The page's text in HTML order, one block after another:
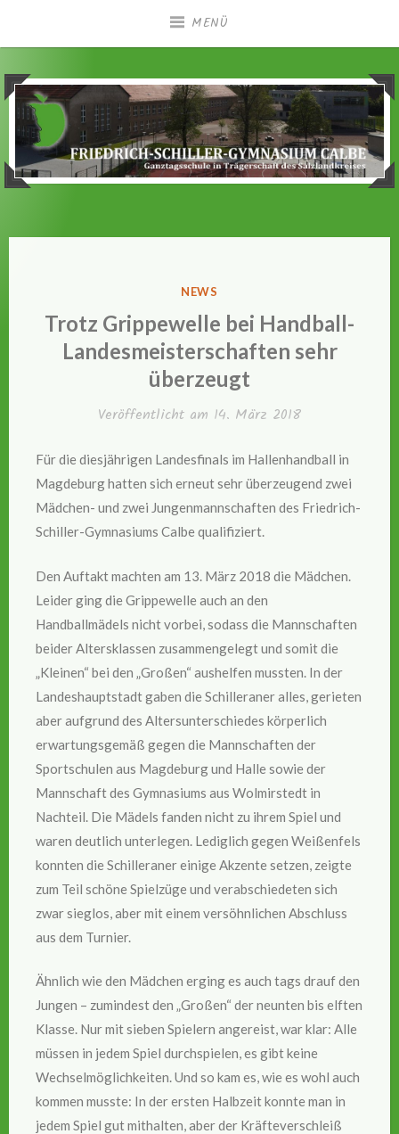
MENÜ
Friedrich-Schiller-
VERÖFFENTLICHT
NEWS
Trotz Grippewelle bei Handball-
Landesmeisterschaften sehr
überzeugt
Veröffentlicht am 14. März 2018
Für die diesjährigen Landesfinals im Hallenhandball in
Magdeburg hatten sich erneut sehr überzeugend zwei
Mädchen- und zwei Jungenmannschaften des Friedrich-
Schiller-Gymnasiums Calbe qualifiziert.
Den Auftakt machten am 13. März 2018 die Mädchen.
Leider ging die Grippewelle auch an den
Handballmädels nicht vorbei, sodass die Mannschaften
beider Altersklassen zusammengelegt und somit die
„Kleinen“ bei den „Großen“ aushelfen mussten. In der
Landeshauptstadt gaben die Schilleraner alles, gerieten
aber aufgrund des Altersunterschiedes körperlich
erwartungsgemäß gegen die Mannschaften der
Sportschulen aus Magdeburg und Halle sowie der
Mannschaft des Gymnasiums aus Wolmirstedt in
Nachteil. Die Mädels fanden nicht zu ihrem Spiel und
waren deutlich unterlegen. Lediglich gegen Weißenfels
konnten die Schilleraner einige Akzente setzen, zeigte
zum Teil schöne Spielzüge und verabschiedeten sich
zwar sieglos, aber mit einem versöhnlichen Abschluss
aus dem Turnier.
Ähnlich wie den Mädchen erging es auch tags drauf den
Jungen – zumindest den „Großen“ der neunten bis elften
Klasse. Nur mit sieben Spielern angereist, war klar: Alle
müssen in jedem Spiel durchspielen, es gibt keine
Wechselmöglichkeiten. Und so kam es, wie es wohl auch
kommen musste: In der ersten Halbzeit konnte man in
jedem Spiel gut mithalten, aber der Kräfteverschleiß